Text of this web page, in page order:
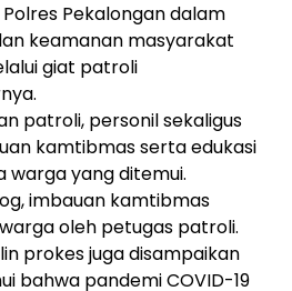
Pekalongan dalam
keamanan masyarakat
giat patroli
patroli, personil sekaligus
kamtibmas serta edukasi
warga yang ditemui.
imbauan kamtibmas
oleh petugas patroli.
prokes juga disampaikan
bahwa pandemi COVID-19